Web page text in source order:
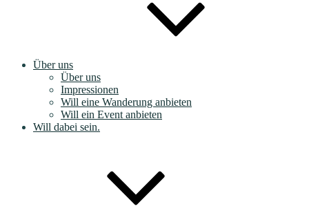
Über uns
Über uns
Impressionen
Will eine Wanderung anbieten
Will ein Event anbieten
Will dabei sein.